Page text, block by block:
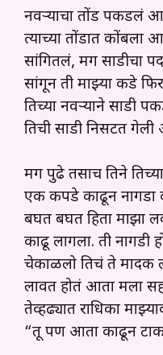
नवऱ्याचा तोंड पकडलं
त्याच्या तोंडात कोंबला
सांगितलं, मग साडीचा
सांगून ती माझ्या कडे
तिच्या नवऱ्याने साडी
तिची साडी निसटत
मग पुढे तसाच तिने
एक कपडे काढून नागडा
बघत बघत हिता माझा
काढू लागला. ती नागडी
चेकाळलो तिचं ते मादक
लावत होतं आता मला
तेव्हढ्यात राधिका
“तू पण आता काढून